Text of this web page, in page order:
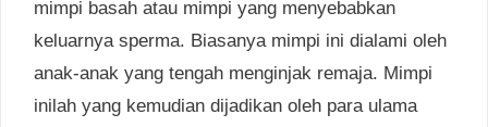
mimpi basah atau mimpi yang menyebabkan
keluarnya sperma. Biasanya mimpi ini dialami oleh
anak-anak yang tengah menginjak remaja. Mimpi
inilah yang kemudian dijadikan oleh para ulama